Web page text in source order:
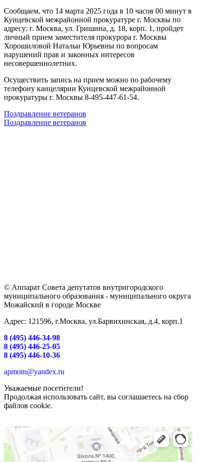
Сообщаем, что 14 марта 2025 года в 10 часов 00 минут в
Кунцевской межрайонной прокуратуре г. Москвы по
адресу: г. Москва, ул. Гришина, д. 18, корп. 1, пройдет
личный прием заместителя прокурора г. Москвы
Хорошиловой Натальи Юрьевны по вопросам
нарушений прав и законных интересов
несовершеннолетних.
Осуществить запись на прием можно по рабочему
телефону канцелярии Кунцевской межрайонной
прокуратуры г. Москвы 8-495-447-61-54.
Поздравление ветеранов
Поздравление ветеранов
© Аппарат Совета депутатов внутригородского
муниципального образования - муниципального округа
Можайский в городе Москве
Адрес: 121596, г.Москва, ул.Барвихинская, д.4, корп.1
8 (495) 446-34-98
8 (495) 446-25-05
8 (495) 446-10-36
apmom@yandex.ru
Уважаемые посетители!
Продолжая использовать сайт, вы соглашаетесь на сбор
файлов cookie.